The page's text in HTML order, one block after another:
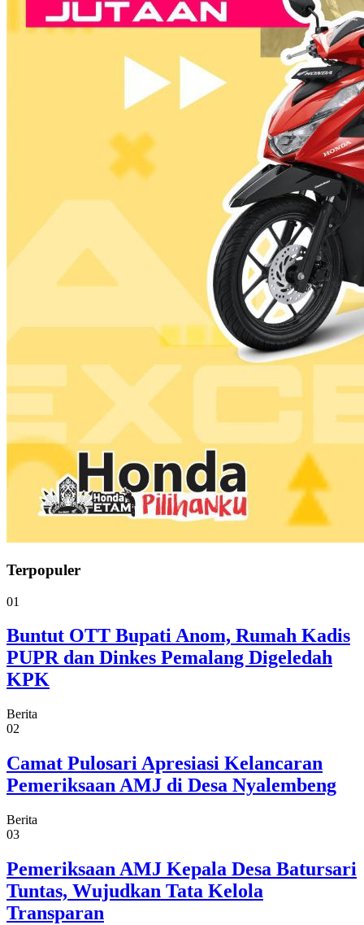
Terpopuler
01
Buntut OTT Bupati Anom, Rumah Kadis
PUPR dan Dinkes Pemalang Digeledah
KPK
Berita
02
Camat Pulosari Apresiasi Kelancaran
Pemeriksaan AMJ di Desa Nyalembeng
Berita
03
Pemeriksaan AMJ Kepala Desa Batursari
Tuntas, Wujudkan Tata Kelola
Transparan